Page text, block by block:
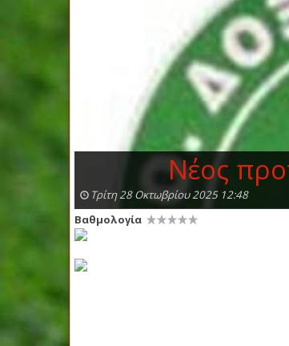
Νέος
Τρίτη 28 Οκτωβρίου 2025 12:48
Βαθμολογία